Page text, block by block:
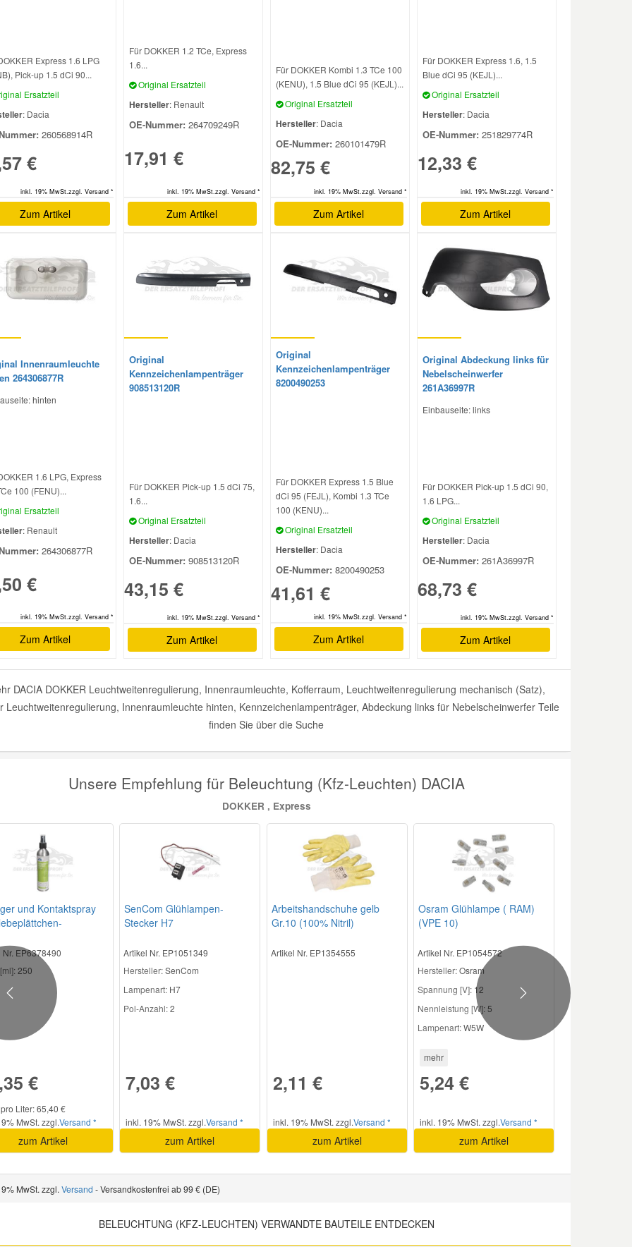
Express 1.6 LPG
Pick-up 1.5 dCi 90...
Ersatzteil
: Dacia
260568914R
€
inkl. 19% MwSt.zzgl. Versand *
Zum Artikel
Für DOKKER 1.2 TCe, Express
1.6...
Original Ersatzteil
Hersteller: Renault
OE-Nummer: 264709249R
17,91 €
inkl. 19% MwSt.zzgl. Versand *
Zum Artikel
Für DOKKER Kombi 1.3 TCe 100
(KENU), 1.5 Blue dCi 95 (KEJL)...
Original Ersatzteil
Hersteller: Dacia
OE-Nummer: 260101479R
82,75 €
inkl. 19% MwSt.zzgl. Versand *
Zum Artikel
Für DOKKER Express 1.6, 1.5
Blue dCi 95 (KEJL)...
Original Ersatzteil
Hersteller: Dacia
OE-Nummer: 251829774R
12,33 €
inkl. 19% MwSt.zzgl. Versand *
Zum Artikel
Innenraumleuchte
264306877R
hinten
1.6 LPG, Express
100 (FENU)...
Ersatzteil
: Renault
264306877R
€
inkl. 19% MwSt.zzgl. Versand *
Zum Artikel
Original
Kennzeichenlampenträger
908513120R
Für DOKKER Pick-up 1.5 dCi 75,
1.6...
Original Ersatzteil
Hersteller: Dacia
OE-Nummer: 908513120R
43,15 €
inkl. 19% MwSt.zzgl. Versand *
Zum Artikel
Original
Kennzeichenlampenträger
8200490253
Für DOKKER Express 1.5 Blue
dCi 95 (FEJL), Kombi 1.3 TCe
100 (KENU)...
Original Ersatzteil
Hersteller: Dacia
OE-Nummer: 8200490253
41,61 €
inkl. 19% MwSt.zzgl. Versand *
Zum Artikel
Original Abdeckung links für
Nebelscheinwerfer
261A36997R
Einbauseite: links
Für DOKKER Pick-up 1.5 dCi 90,
1.6 LPG...
Original Ersatzteil
Hersteller: Dacia
OE-Nummer: 261A36997R
68,73 €
inkl. 19% MwSt.zzgl. Versand *
Zum Artikel
DACIA DOKKER Leuchtweitenregulierung, Innenraumleuchte, Kofferraum, Leuchtweitenregulierung mechanisch (Satz),
Leuchtweitenregulierung, Innenraumleuchte hinten, Kennzeichenlampenträger, Abdeckung links für Nebelscheinwerfer Teile
finden Sie über die Suche
Unsere Empfehlung für Beleuchtung (Kfz-Leuchten) DACIA
DOKKER , Express
und Kontaktspray
Nr. EP6378490
250
€
Liter: 65,40 €
MwSt. zzgl.Versand *
zum Artikel
SenCom Glühlampen-
Stecker H7
Artikel Nr. EP1051349
Hersteller: SenCom
Lampenart: H7
Pol-Anzahl:2
7,03 €
inkl. 19% MwSt. zzgl.Versand *
zum Artikel
Arbeitshandschuhe gelb
Gr.10 (100% Nitril)
Artikel Nr. EP1354555
2,11 €
inkl. 19% MwSt. zzgl.Versand *
zum Artikel
Osram Glühlampe ( RAM)
(VPE 10)
Artikel Nr. EP1054572
Hersteller: Osram
Spannung [V]: 12
Nennleistung [W]: 5
Lampenart:W5W
mehr
5,24 €
inkl. 19% MwSt. zzgl.Versand *
zum Artikel
Previous Next
MwSt. zzgl. Versand - Versandkostenfrei ab 99 € (DE)
BELEUCHTUNG (KFZ-LEUCHTEN) VERWANDTE BAUTEILE ENTDECKEN